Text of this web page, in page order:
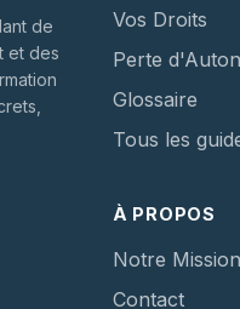
de
et des
Vos Droits
Perte
Glossaire
Tous les
À PROPOS
Notre Mission
Contact